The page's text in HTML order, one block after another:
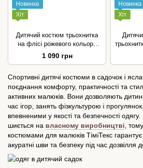
Новинка
Хіт
Дитячий костюм трьохнитка
на флісі рожевого кольору
для дівчинки розмір 86-116
1 090 грн
Новинка
Хіт
для
Спортивні дитячі костюми в садочок і
поєднання комфорту, практичності та
активних малюків. Вони дозволяють
час ігор, занять фізкультурою і
впевненими у якості та безпечності
шиється на власному виробництві,
костюмами для малюків ТіміТекс гарантує
акуратні шви та безпеку під час дозвілля